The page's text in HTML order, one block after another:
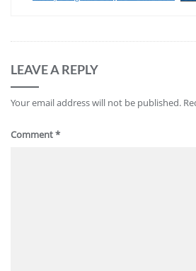
LEAVE A REPLY
Your email address will not be published.
Comment*